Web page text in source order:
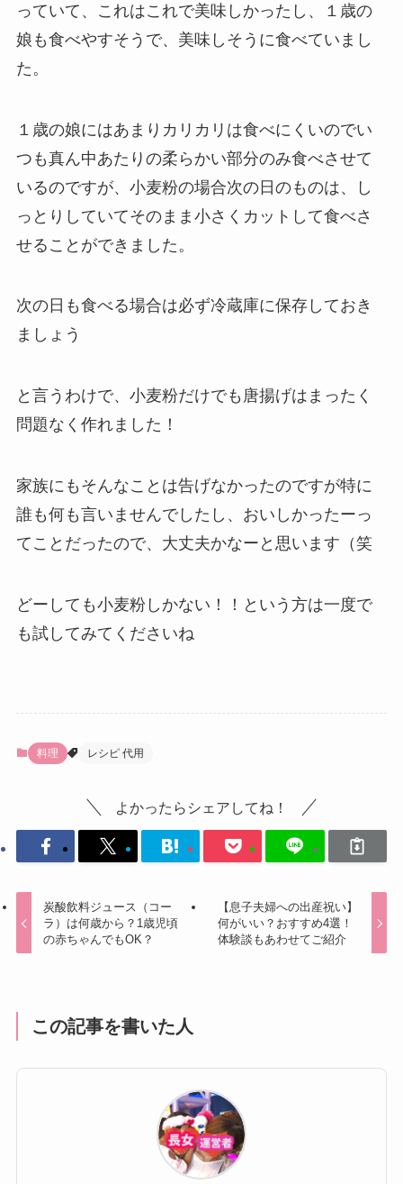
っていて、これはこれで美味しかったし、１歳の
娘も食べやすそうで、美味しそうに食べていまし
た。
１歳の娘にはあまりカリカリは食べにくいのでい
つも真ん中あたりの柔らかい部分のみ食べさせて
いるのですが、小麦粉の場合次の日のものは、し
っとりしていてそのまま小さくカットして食べさ
せることができました。
次の日も食べる場合は必ず冷蔵庫に保存しておき
ましょう
と言うわけで、小麦粉だけでも唐揚げはまったく
問題なく作れました！
家族にもそんなことは告げなかったのですが特に
誰も何も言いませんでしたし、おいしかったーっ
てことだったので、大丈夫かなーと思います（笑
どーしても小麦粉しかない！！という方は一度で
も試してみてくださいね
料理 レシピ 代用
よかったらシェアしてね！
炭酸飲料ジュース（コー
ラ）は何歳から？1歳児頃
の赤ちゃんでもOK？
【息子夫婦への出産祝い】
何がいい？おすすめ4選！
体験談もあわせてご紹介
この記事を書いた人